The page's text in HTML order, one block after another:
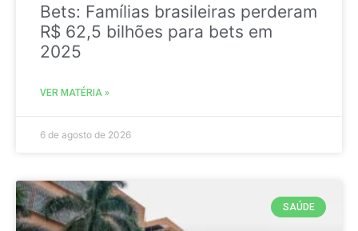
Bets: Famílias brasileiras perderam
R$ 62,5 bilhões para bets em
2025
VER MATÉRIA »
6 de agosto de 2026
SAÚDE